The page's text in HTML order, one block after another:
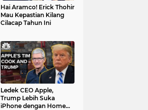
Hai Aramco! Erick Thohir
Mau Kepastian Kilang
Cilacap Tahun Ini
Ledek CEO Apple,
Trump Lebih Suka
iPhone dengan Home